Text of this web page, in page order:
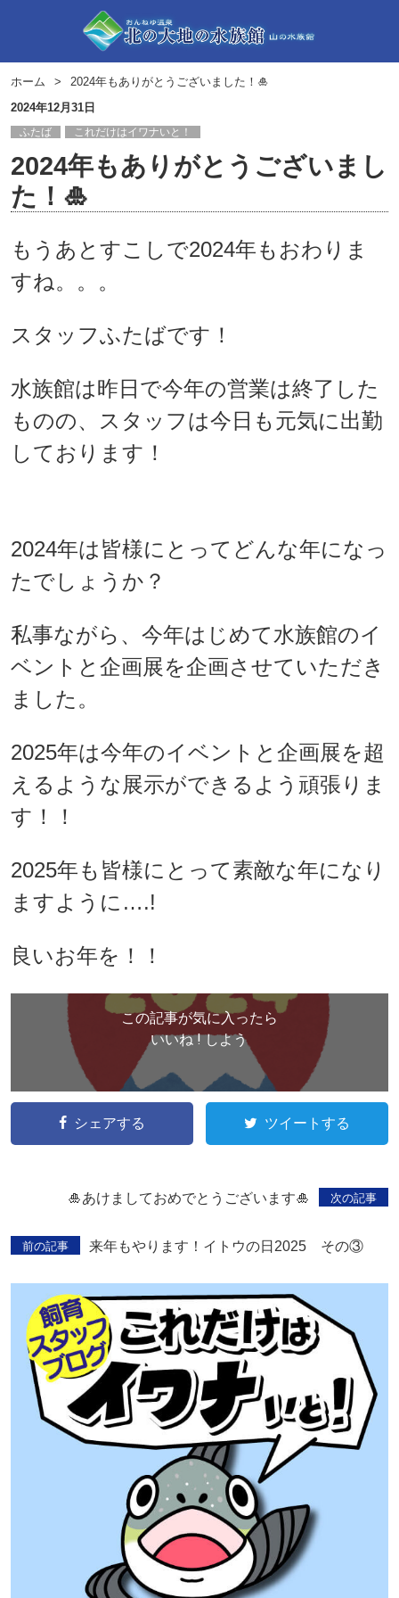
ホーム
2024年もありがとうございました！🎍
2024年12月31日
ふたば これだけはイワナいと！
2024年もありがとうございまし
た！🎍
もうあとすこしで2024年もおわりま
すね。。。
スタッフふたばです！
水族館は昨日で今年の営業は終了した
ものの、スタッフは今日も元気に出勤
しております！
2024年は皆様にとってどんな年になっ
たでしょうか？
私事ながら、今年はじめて水族館のイ
ベントと企画展を企画させていただき
ました。
2025年は今年のイベントと企画展を超
えるような展示ができるよう頑張りま
す！！
2025年も皆様にとって素敵な年になり
ますように….!
良いお年を！！
この記事が気に入ったら
いいね ! しよう
シェアする ツイートする
次の記事
🎍あけましておめでとうございます🎍
前の記事 来年もやります！イトウの日2025 その③